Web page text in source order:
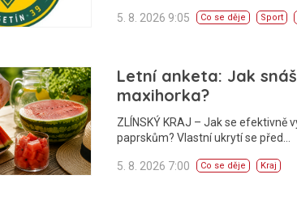
5. 8. 2026 9:05 Co se děje Sport
Letní anketa: Jak
maxihorka?
ZLÍNSKÝ KRAJ – Jak se efektivně
paprskům? Vlastní ukrytí se před…
5. 8. 2026 7:00 Co se děje Kraj